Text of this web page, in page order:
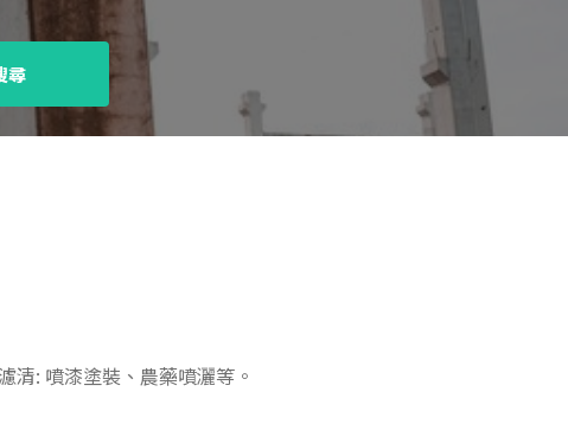
尋
清: 噴漆塗裝、農藥噴灑等。